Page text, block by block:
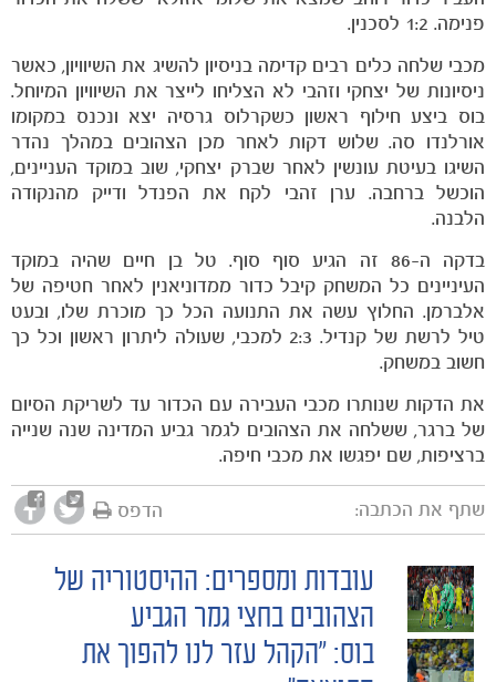
פנימה. 1:2 לסכנין.
מכבי שלחה כלים רבים קדימה בניסיון להשיג את השיוויון, כאשר
ניסיונות של יצחקי וזהבי לא הצליחו לייצר את השיוויון המיוחל.
בוס ביצע חילוף ראשון כשקרלוס גרסיה יצא ונכנס במקומו
אורלנדו סה. שלוש דקות לאחר מכן הצהובים במהלך נהדר
השיגו בעיטת עונשין לאחר שברק יצחקי, שוב במוקד העניינים,
הוכשל ברחבה. ערן זהבי לקח את הפנדל ודייק מהנקודה
הלבנה.
בדקה ה-86 זה הגיע סוף סוף. טל בן חיים שהיה במוקד
העיניינים כל המשחק קיבל כדור ממדוניאנין לאחר חטיפה של
אלברמן. החלוץ עשה את התנועה הכל כך מוכרת שלו, ובעט
טיל לרשת של קנדיל. 2:3 למכבי, שעולה ליתרון ראשון וכל כך
חשוב במשחק.
את הדקות שנותרו מכבי העבירה עם הכדור עד לשריקת הסיום
של ברגר, ששלחה את הצהובים לגמר גביע המדינה שנה שנייה
ברציפות, שם יפגשו את מכבי חיפה.
שתף את הכתבה: הדפס
POST
NAVIGATION
עובדות ומספרים: ההיסטוריה של
הצהובים בחצי גמר הגביע
בוס: "הקהל עזר לנו להפוך את